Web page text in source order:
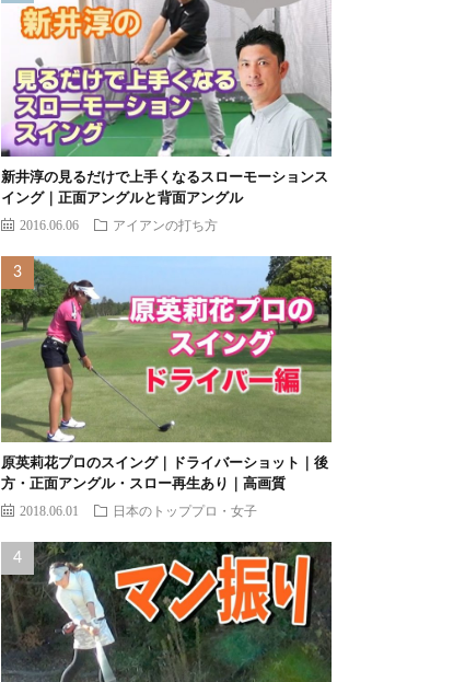
新井淳の見るだけで上手くなるスローモーションス
イング｜正面アングルと背面アングル
2016.06.06 アイアンの打ち方
原英莉花プロのスイング｜ドライバーショット｜後
方・正面アングル・スロー再生あり｜高画質
2018.06.01 日本のトッププロ・女子